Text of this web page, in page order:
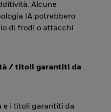
Alcune
IA potrebbero
di frodi o attacchi
/ titoli garantiti da
e i titoli garantiti da